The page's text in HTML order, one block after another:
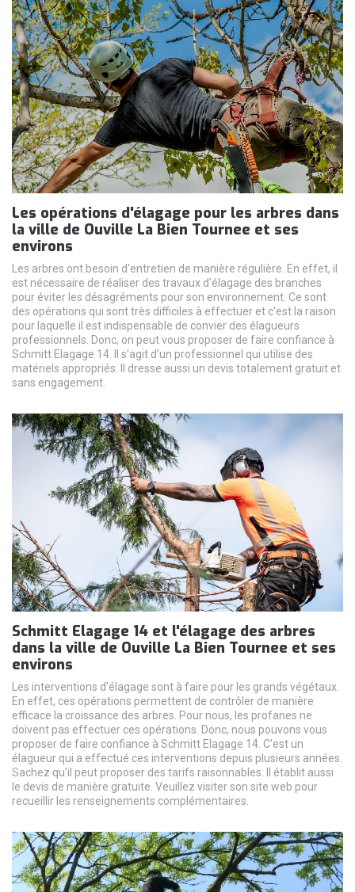
Les opérations d'élagage pour les arbres dans
la ville de Ouville La Bien Tournee et ses
environs
Les arbres ont besoin d'entretien de manière régulière. En effet, il
est nécessaire de réaliser des travaux d'élagage des branches
pour éviter les désagréments pour son environnement. Ce sont
des opérations qui sont très difficiles à effectuer et c'est la raison
pour laquelle il est indispensable de convier des élagueurs
professionnels. Donc, on peut vous proposer de faire confiance à
Schmitt Elagage 14. Il s'agit d'un professionnel qui utilise des
matériels appropriés. Il dresse aussi un devis totalement gratuit et
sans engagement.
Schmitt Elagage 14 et l'élagage des arbres
dans la ville de Ouville La Bien Tournee et ses
environs
Les interventions d'élagage sont à faire pour les grands végétaux.
En effet, ces opérations permettent de contrôler de manière
efficace la croissance des arbres. Pour nous, les profanes ne
doivent pas effectuer ces opérations. Donc, nous pouvons vous
proposer de faire confiance à Schmitt Elagage 14. C'est un
élagueur qui a effectué ces interventions depuis plusieurs années.
Sachez qu'il peut proposer des tarifs raisonnables. Il établit aussi
le devis de manière gratuite. Veuillez visiter son site web pour
recueillir les renseignements complémentaires.